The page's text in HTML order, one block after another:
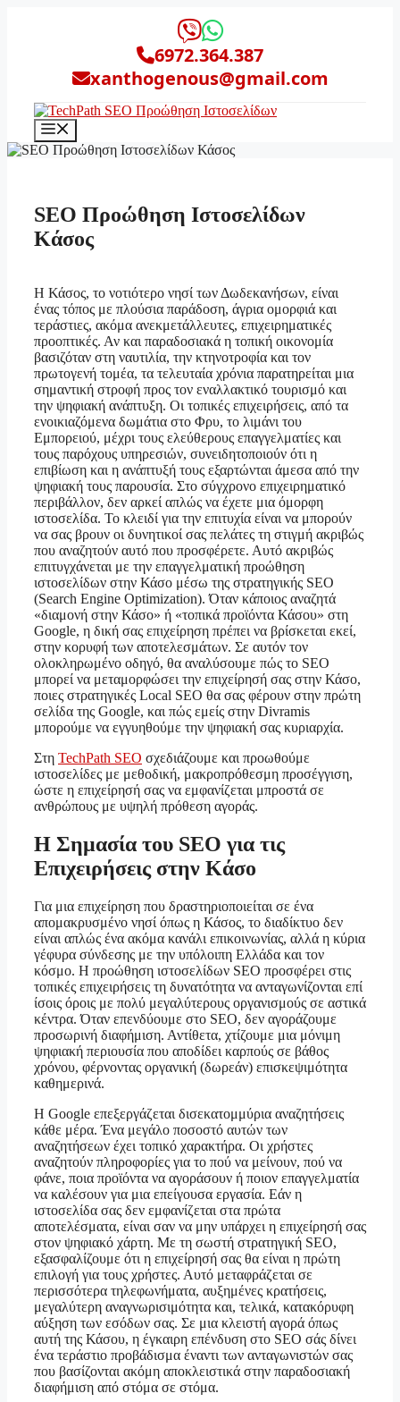
6972.364.387
xanthogenous@gmail.com
SEO Προώθηση Ιστοσελίδων
Κάσος
Η Κάσος, το νοτιότερο νησί των Δωδεκανήσων, είναι
ένας τόπος με πλούσια παράδοση, άγρια ομορφιά και
τεράστιες, ακόμα ανεκμετάλλευτες, επιχειρηματικές
προοπτικές. Αν και παραδοσιακά η τοπική οικονομία
βασιζόταν στη ναυτιλία, την κτηνοτροφία και τον
πρωτογενή τομέα, τα τελευταία χρόνια παρατηρείται μια
σημαντική στροφή προς τον εναλλακτικό τουρισμό και
την ψηφιακή ανάπτυξη. Οι τοπικές επιχειρήσεις, από τα
ενοικιαζόμενα δωμάτια στο Φρυ, το λιμάνι του
Εμπορειού, μέχρι τους ελεύθερους επαγγελματίες και
τους παρόχους υπηρεσιών, συνειδητοποιούν ότι η
επιβίωση και η ανάπτυξή τους εξαρτώνται άμεσα από την
ψηφιακή τους παρουσία. Στο σύγχρονο επιχειρηματικό
περιβάλλον, δεν αρκεί απλώς να έχετε μια όμορφη
ιστοσελίδα. Το κλειδί για την επιτυχία είναι να μπορούν
να σας βρουν οι δυνητικοί σας πελάτες τη στιγμή ακριβώς
που αναζητούν αυτό που προσφέρετε. Αυτό ακριβώς
επιτυγχάνεται με την επαγγελματική προώθηση
ιστοσελίδων στην Κάσο μέσω της στρατηγικής SEO
(Search Engine Optimization). Όταν κάποιος αναζητά
«διαμονή στην Κάσο» ή «τοπικά προϊόντα Κάσου» στη
Google, η δική σας επιχείρηση πρέπει να βρίσκεται εκεί,
στην κορυφή των αποτελεσμάτων. Σε αυτόν τον
ολοκληρωμένο οδηγό, θα αναλύσουμε πώς το SEO
μπορεί να μεταμορφώσει την επιχείρησή σας στην Κάσο,
ποιες στρατηγικές Local SEO θα σας φέρουν στην πρώτη
σελίδα της Google, και πώς εμείς στην Divramis
μπορούμε να εγγυηθούμε την ψηφιακή σας κυριαρχία.
Στη TechPath SEO σχεδιάζουμε και προωθούμε
ιστοσελίδες με μεθοδική, μακροπρόθεσμη προσέγγιση,
ώστε η επιχείρησή σας να εμφανίζεται μπροστά σε
ανθρώπους με υψηλή πρόθεση αγοράς.
Η Σημασία του SEO για τις
Επιχειρήσεις στην Κάσο
Για μια επιχείρηση που δραστηριοποιείται σε ένα
απομακρυσμένο νησί όπως η Κάσος, το διαδίκτυο δεν
είναι απλώς ένα ακόμα κανάλι επικοινωνίας, αλλά η κύρια
γέφυρα σύνδεσης με την υπόλοιπη Ελλάδα και τον
κόσμο. Η προώθηση ιστοσελίδων SEO προσφέρει στις
τοπικές επιχειρήσεις τη δυνατότητα να ανταγωνίζονται επί
ίσοις όροις με πολύ μεγαλύτερους οργανισμούς σε αστικά
κέντρα. Όταν επενδύουμε στο SEO, δεν αγοράζουμε
προσωρινή διαφήμιση. Αντίθετα, χτίζουμε μια μόνιμη
ψηφιακή περιουσία που αποδίδει καρπούς σε βάθος
χρόνου, φέρνοντας οργανική (δωρεάν) επισκεψιμότητα
καθημερινά.
Η Google επεξεργάζεται δισεκατομμύρια αναζητήσεις
κάθε μέρα. Ένα μεγάλο ποσοστό αυτών των
αναζητήσεων έχει τοπικό χαρακτήρα. Οι χρήστες
αναζητούν πληροφορίες για το πού να μείνουν, πού να
φάνε, ποια προϊόντα να αγοράσουν ή ποιον επαγγελματία
να καλέσουν για μια επείγουσα εργασία. Εάν η
ιστοσελίδα σας δεν εμφανίζεται στα πρώτα
αποτελέσματα, είναι σαν να μην υπάρχει η επιχείρησή σας
στον ψηφιακό χάρτη. Με τη σωστή στρατηγική SEO,
εξασφαλίζουμε ότι η επιχείρησή σας θα είναι η πρώτη
επιλογή για τους χρήστες. Αυτό μεταφράζεται σε
περισσότερα τηλεφωνήματα, αυξημένες κρατήσεις,
μεγαλύτερη αναγνωρισιμότητα και, τελικά, κατακόρυφη
αύξηση των εσόδων σας. Σε μια κλειστή αγορά όπως
αυτή της Κάσου, η έγκαιρη επένδυση στο SEO σάς δίνει
ένα τεράστιο προβάδισμα έναντι των ανταγωνιστών σας
που βασίζονται ακόμη αποκλειστικά στην παραδοσιακή
διαφήμιση από στόμα σε στόμα.